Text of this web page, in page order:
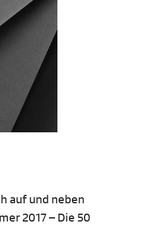
auf und neben
2017 – Die 50